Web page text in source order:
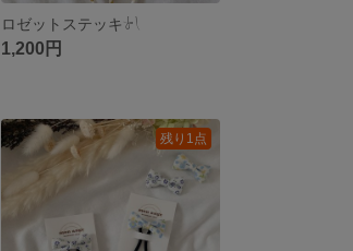
ロゼットステッキ‎‪𓍯 ‬
1,200円
残り1点